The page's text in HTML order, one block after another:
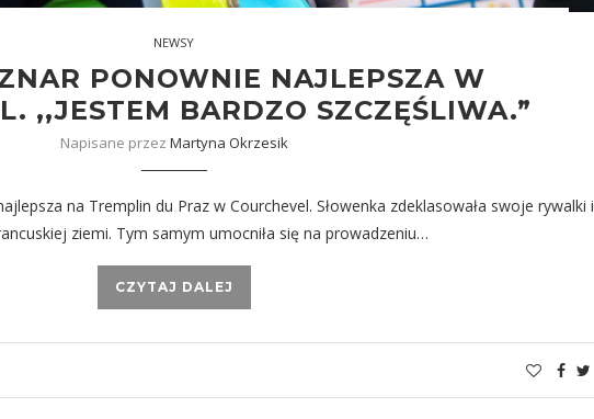
NEWSY
PONOWNIE NAJLEPSZA W
,,JESTEM BARDZO SZCZĘŚLIWA.”
Napisane przez Martyna Okrzesik
na Tremplin du Praz w Courchevel. Słowenka zdeklasowała swoje rywalki i
ziemi. Tym samym umocniła się na prowadzeniu…
CZYTAJ DALEJ